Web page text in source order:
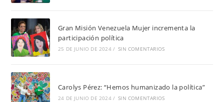
Gran Misión Venezuela Mujer incrementa la
participación política
25 DE JUNIO DE 2024 / SIN COMENTARIOS
Carolys Pérez: “Hemos humanizado la política”
24 DE JUNIO DE 2024 / SIN COMENTARIOS